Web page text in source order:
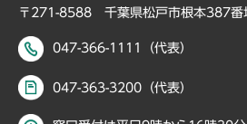
〒271-8588 千葉県松戸市根本387番
047-366-1111（代表）
047-363-3200（代表）